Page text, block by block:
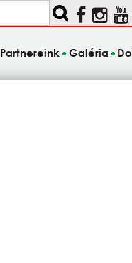
Partnereink Galéria